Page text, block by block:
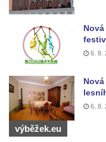
Socha Marabu v
Busta Karla Maxe
Leipzig
Socha Iásón v ZOO
Socha Mladý slon v
Socha Býk v ZOO
Socha Uprchlý otrok
v ZOO Dresden
6. 8.
6. 8.
výběžek.eu